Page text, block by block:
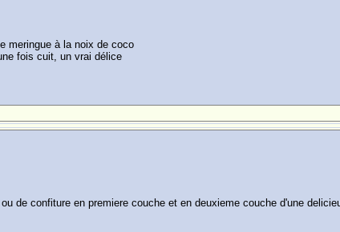
meringue à la noix de coco
fois cuit, un vrai délice
de confiture en premiere couche et en deuxieme couche d'une